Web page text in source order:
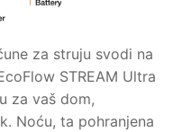
za struju svodi na
STREAM Ultra
za vaš dom,
Noću, ta pohranjena